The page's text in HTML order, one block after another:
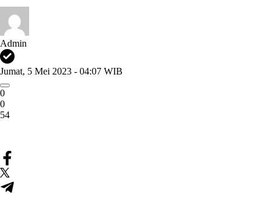
Admin
Jumat, 5 Mei 2023 - 04:07 WIB
0
0
54